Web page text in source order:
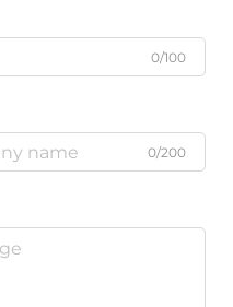
0/100
0/200